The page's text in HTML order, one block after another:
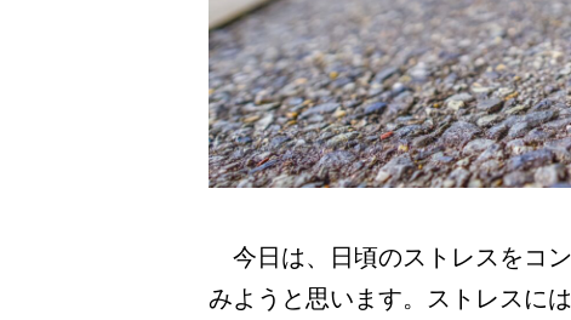
今日は、日頃のストレスをコ
みようと思います。ストレスに